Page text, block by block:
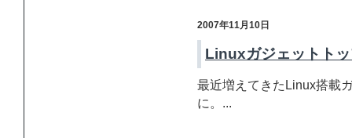
2007年11月10日
Linuxガジェットト
最近増えてきたLinux搭載
に。...